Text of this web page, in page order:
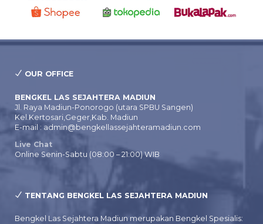
OUR OFFICE
BENGKEL LAS SEJAHTERA MADIUN
Jl. Raya Madiun-Ponorogo (utara SPBU Sangen)
Kel.Kertosari,Geger,Kab. Madiun
E-mail : admin@bengkellassejahteramadiun.com
Live Chat
Online Senin-Sabtu (08:00 – 21:00) WIB
TENTANG BENGKEL LAS SEJAHTERA MADIUN
Bengkel Las Sejahtera Madiun merupakan Bengkel Spesialis: